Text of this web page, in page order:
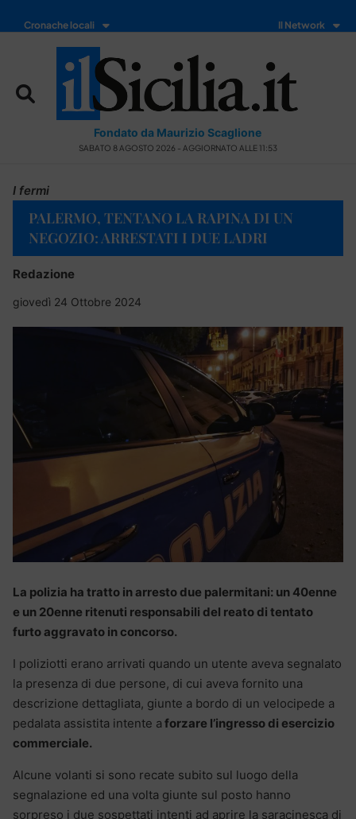
Cronache locali Il Network
Fondato da Maurizio Scaglione
SABATO 8 AGOSTO 2026 - AGGIORNATO ALLE 11:53
I fermi
PALERMO, TENTANO LA RAPINA DI UN
NEGOZIO: ARRESTATI I DUE LADRI
Redazione
giovedì 24 Ottobre 2024
La polizia ha tratto in arresto due palermitani: un 40enne
e un 20enne ritenuti responsabili del reato di tentato
furto aggravato in concorso.
I poliziotti erano arrivati quando un utente aveva segnalato
la presenza di due persone, di cui aveva fornito una
descrizione dettagliata, giunte a bordo di un velocipede a
pedalata assistita intente a forzare l’ingresso di esercizio
commerciale.
Alcune volanti si sono recate subito sul luogo della
segnalazione ed una volta giunte sul posto hanno
sorpreso i due sospettati intenti ad aprire la saracinesca di